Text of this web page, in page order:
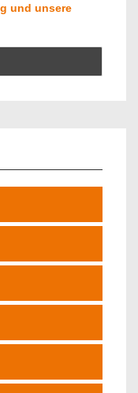
und unsere